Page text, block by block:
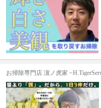
お掃除専門店 濵ノ虎家